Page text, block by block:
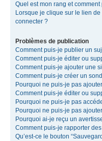
Quel est mon rang et
Lorsque je clique sur le lien de
connecter ?
Problèmes de publication
Comment puis-je publier un
Comment puis-je éditer ou
Comment puis-je ajouter une
Comment puis-je créer un
Pourquoi ne puis-je pas
Comment puis-je éditer ou
Pourquoi ne puis-je pas
Pourquoi ne puis-je pas
Pourquoi ai-je reçu un
Comment puis-je rapporter
Qu’est-ce le bouton